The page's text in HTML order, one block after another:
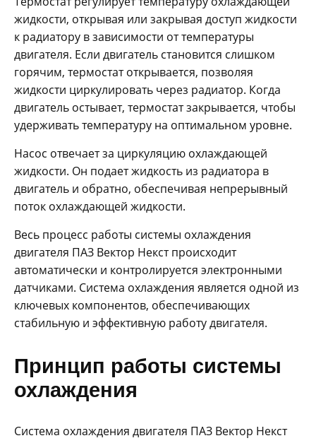
жидкости, открывая или закрывая доступ жидкости
к радиатору в зависимости от температуры
двигателя. Если двигатель становится слишком
горячим, термостат открывается, позволяя
жидкости циркулировать через радиатор. Когда
двигатель остывает, термостат закрывается, чтобы
удерживать температуру на оптимальном уровне.
Насос отвечает за циркуляцию охлаждающей
жидкости. Он подает жидкость из радиатора в
двигатель и обратно, обеспечивая непрерывный
поток охлаждающей жидкости.
Весь процесс работы системы охлаждения
двигателя ПАЗ Вектор Некст происходит
автоматически и контролируется электронными
датчиками. Система охлаждения является одной из
ключевых компонентов, обеспечивающих
стабильную и эффективную работу двигателя.
Принцип работы системы
охлаждения
Система охлаждения двигателя ПАЗ Вектор Некст